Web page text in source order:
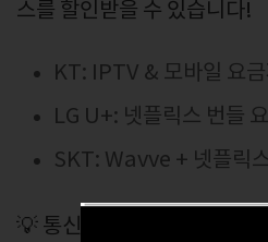
스를 할인받을 수 있습니다!
KT: IPTV & 모바일 요
LG U+: 넷플릭스 번들
SKT: Wavve + 넷플릭
💡 통신사 프로모션을 활용